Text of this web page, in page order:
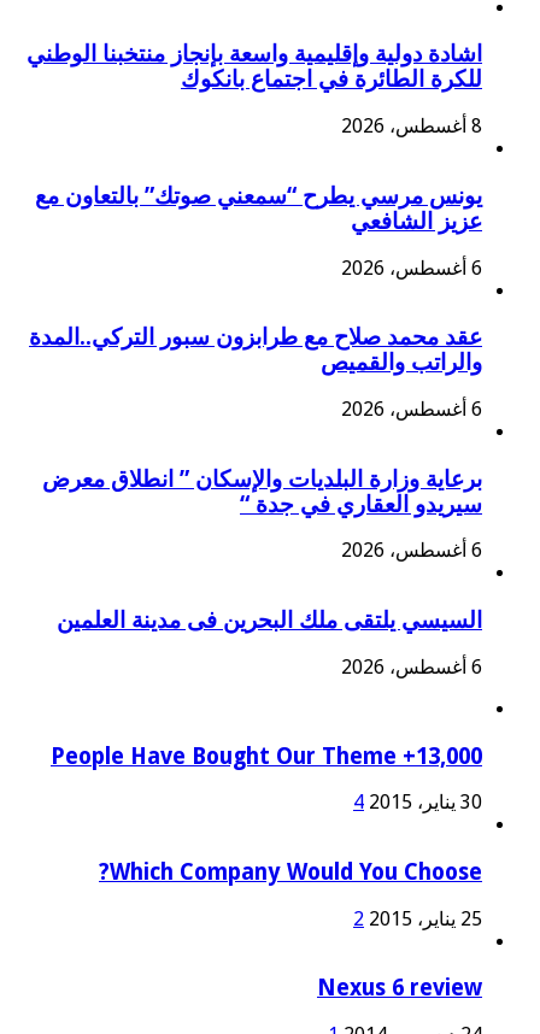
اشادة دولية وإقليمية واسعة بإنجاز منتخبنا الوطني
للكرة الطائرة في اجتماع بانكوك
8 أغسطس، 2026
يونس مرسي يطرح “سمعني صوتك” بالتعاون مع
عزيز الشافعي
6 أغسطس، 2026
عقد محمد صلاح مع طرابزون سبور التركي..المدة
والراتب والقميص
6 أغسطس، 2026
برعاية وزارة البلديات والإسكان ” انطلاق معرض
سيريدو العقاري في جدة “
6 أغسطس، 2026
السيسي يلتقى ملك البحرين فى مدينة العلمين
6 أغسطس، 2026
13,000+ People Have Bought Our Theme
30 يناير، 2015 4
Which Company Would You Choose?
25 يناير، 2015 2
Nexus 6 review